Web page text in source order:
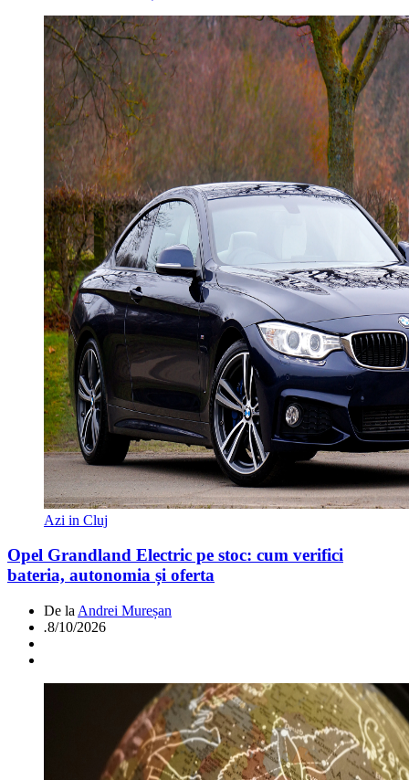
Azi in Cluj
Opel Grandland Electric pe stoc: cum verifici
bateria, autonomia și oferta
De la Andrei Mureșan
.8/10/2026